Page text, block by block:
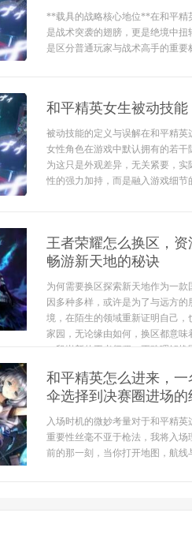
**载具的战略核心地位**在和平精
是战术突袭的翅膀，更是绝境中
是区分普通玩家与战术高手的重要
和平精英女生被动技
被动技能的定义与误解在和平精
女性角色在游戏中默认拥有的若
为这只是外观差异，无关紧要，
性的强力加持，而是融入游戏细节
王者荣耀怎么换区，
畅游新天地的秘诀
为何需要换区探索新天地作为一
因多种多样，或许是为了与远方
境，在陌生的领域重新证明自己
家园，无论缘由如何，换区都意
一段崭新的王者征程。正确理解
和平精英怎么进来，
伞选择到决赛圈进场的
入场时机的微妙考量对于和平精
重要性丝毫不亚于枪法，我将入
前的那一刻，当你打开地图，航